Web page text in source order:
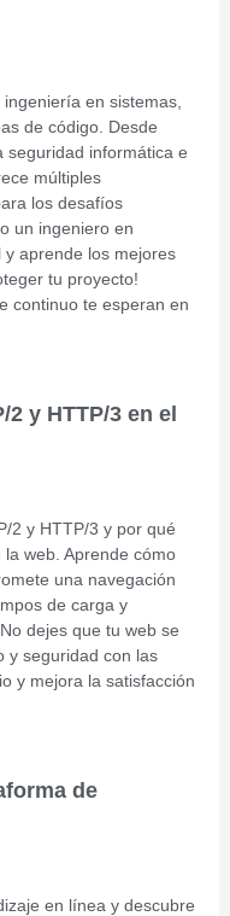
en sistemas,
de código. Desde
seguridad informática e
múltiples
los desafíos
un ingeniero en
aprende los mejores
tu proyecto!
continuo te esperan en
y HTTP/3 en el
2 y HTTP/3 y por qué
web. Aprende cómo
una navegación
de carga y
dejes que tu web se
y seguridad con las
y mejora la satisfacción
de
en línea y descubre